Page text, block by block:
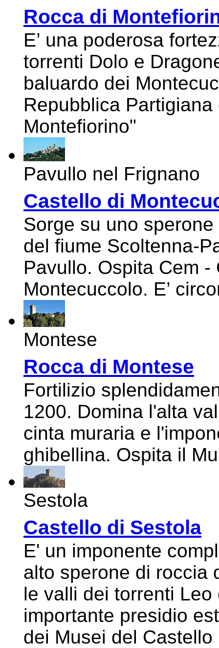
Rocca di
E’ una poderosa
torrenti Dolo e
baluardo dei
Repubblica
Montefiorino"
Pavullo nel Frignano
Castello di
Sorge su uno
del fiume Scoltenna-
Pavullo. Ospita Cem -
Montecuccolo. E’
Montese
Rocca di Montese
Fortilizio
1200. Domina l'alta
cinta muraria e
ghibellina. Ospita il
Sestola
Castello di Sestola
E' un imponente
alto sperone di roccia
le valli dei torrenti
importante presidio
dei Musei del Castello